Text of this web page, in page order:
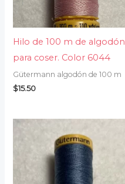
Hilo de 100 m de algodón
para coser. Color 6044
Gütermann algodón de 100 m
$15.50